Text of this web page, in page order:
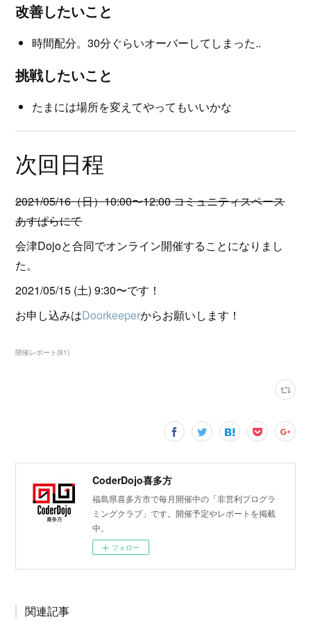
改善したいこと
時間配分。30分ぐらいオーバーしてしまった..
挑戦したいこと
たまには場所を変えてやってもいいかな
次回日程
2021/05/16（日）10:00〜12:00 コミュニティスペース
あすぱらにて
会津Dojoと合同でオンライン開催することになりまし
た。
2021/05/15 (土) 9:30〜です！
お申し込みはDoorkeeperからお願いします！
開催レポート(81)
CoderDojo喜多方
福島県喜多方市で毎月開催中の「非営利プログラ
ミングクラブ」です。開催予定やレポートを掲載
中。
フォロー
関連記事